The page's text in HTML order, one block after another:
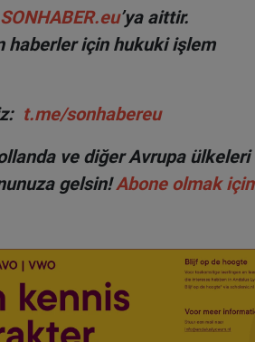
SONHABER.eu’ya aittir.
haberler için hukuki işlem
t.me/sonhabereu
ve diğer Avrupa ülkeleri
gelsin!Abone olmak için